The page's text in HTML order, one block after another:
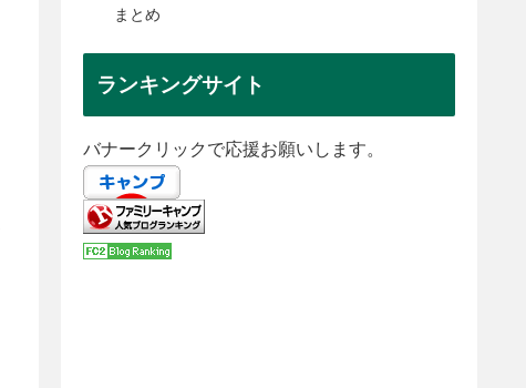
まとめ
ランキングサイト
バナークリックで応援お願いします。